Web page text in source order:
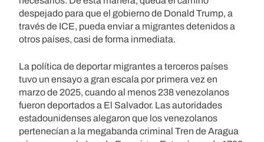
despejado para que el gobierno de Donald Trump, a
través de ICE, pueda enviar a migrantes detenidos a
otros países, casi de forma inmediata.
La política de deportar migrantes a terceros países
tuvo un ensayo a gran escala por primera vez en
marzo de 2025, cuando al menos 238 venezolanos
fueron deportados a El Salvador. Las autoridades
estadounidenses alegaron que los venezolanos
pertenecían a la megabanda criminal Tren de Aragua